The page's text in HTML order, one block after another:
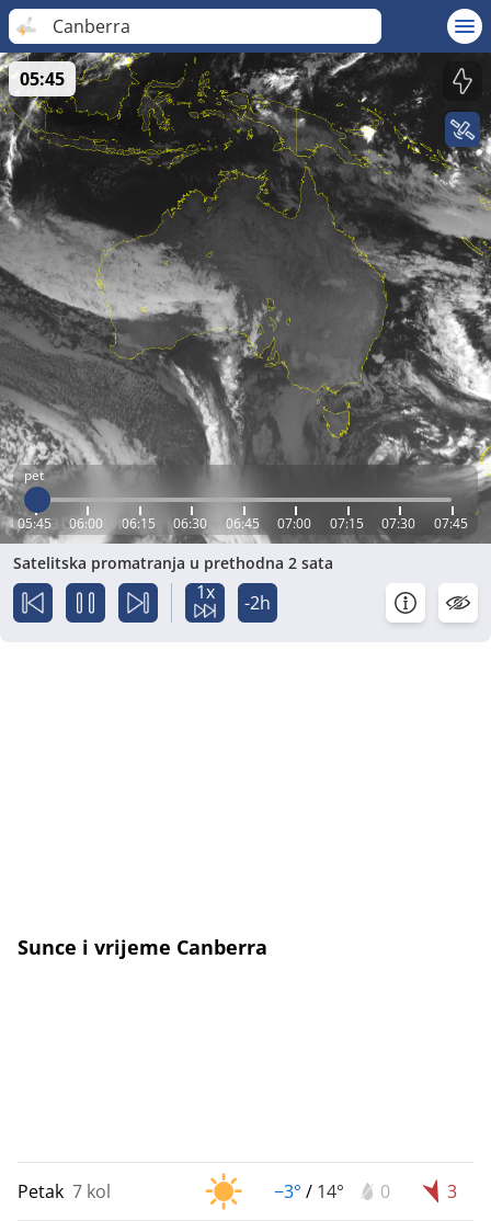
Canberra
pet
05:45 06:00 06:15 06:30 06:45 07:00 07:15 07:30 07:45
05:45
Satelitska promatranja u prethodna 2 sata
1x -2h
Sunce i vrijeme Canberra
Petak 7 kol −3° / 14° 0 3